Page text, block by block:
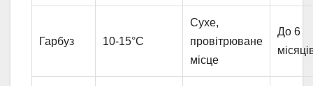
Гарбуз 10-15°C
Сухе,
провітрюване
місце
До 6